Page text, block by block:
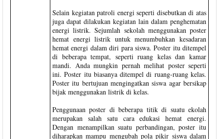
Selain kegiatan patroli energi seperti disebutkan di atas
juga dapat dilakukan kegiatan lain dalam penghematan
energi listrik. Sejumlah sekolah menggunakan poster
hemat energi listrik untuk menumbuhkan kesadaran
hemat energi dalam diri para siswa. Poster itu ditempel
di beberapa tempat, seperti ruang kelas dan kamar
mandi. Anda mungkin pernah melihat poster seperti
ini. Poster itu biasanya ditempel di ruang-ruang kelas.
Poster itu bertujuan mengingatkan siswa agar bersikap
bijak menggunakan listrik di kelas.
Penggunaan poster di beberapa titik di suatu ekolah
merupakan salah satu cara edukasi hemat energi.
Dengan menampilkan suatu perbandingan, poster itu
diharapkan mampu mengubah pola pikir siswa dalam